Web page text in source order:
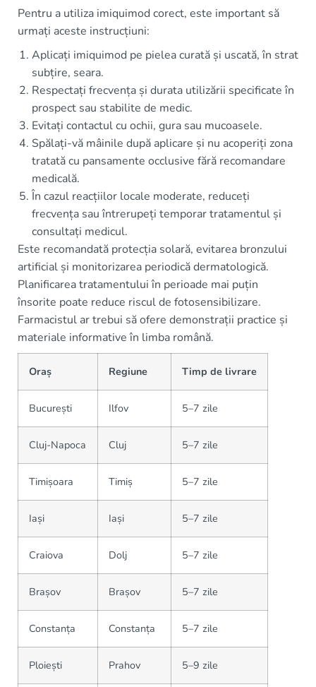
Pentru a utiliza imiquimod corect, este important să
urmați aceste instrucțiuni:
Aplicați imiquimod pe pielea curată și uscată, în strat
subțire, seara.
Respectați frecvența și durata utilizării specificate în
prospect sau stabilite de medic.
Evitați contactul cu ochii, gura sau mucoasele.
Spălați-vă mâinile după aplicare și nu acoperiți zona
tratată cu pansamente occlusive fără recomandare
medicală.
În cazul reacțiilor locale moderate, reduceți
frecvența sau întrerupeți temporar tratamentul și
consultați medicul.
Este recomandată protecția solară, evitarea bronzului
artificial și monitorizarea periodică dermatologică.
Planificarea tratamentului în perioade mai puțin
însorite poate reduce riscul de fotosensibilizare.
Farmacistul ar trebui să ofere demonstrații practice și
materiale informative în limba română.
Oraș Regiune Timp de livrare
București Ilfov 5–7 zile
Cluj-Napoca Cluj 5–7 zile
Timișoara Timiș 5–7 zile
Iași Iași 5–7 zile
Craiova Dolj 5–7 zile
Brașov Brașov 5–7 zile
Constanța Constanța 5–7 zile
Ploiești Prahov 5–9 zile